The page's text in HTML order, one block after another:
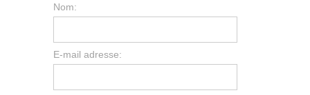
Nom:
E-mail adresse: